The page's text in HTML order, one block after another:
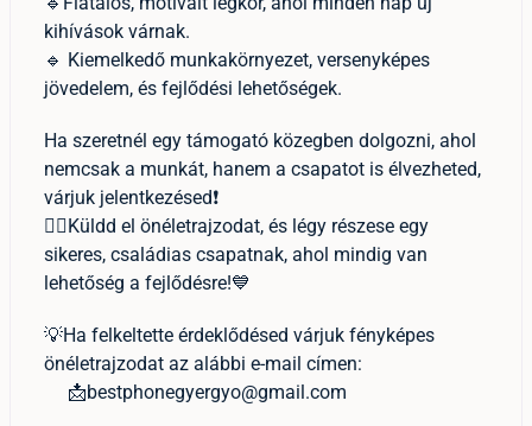
kihívások várnak.
🔹 Kiemelkedő munkakörnyezet, versenyképes
jövedelem, és fejlődési lehetőségek.
Ha szeretnél egy támogató közegben dolgozni, ahol
nemcsak a munkát, hanem a csapatot is élvezheted,
várjuk jelentkezésed❗
👉🏻Küldd el önéletrajzodat, és légy részese egy
sikeres, családias csapatnak, ahol mindig van
lehetőség a fejlődésre!💙
💡Ha felkeltette érdeklődésed várjuk fényképes
önéletrajzodat az alábbi e-mail címen:
📩bestphonegyergyo@gmail.com